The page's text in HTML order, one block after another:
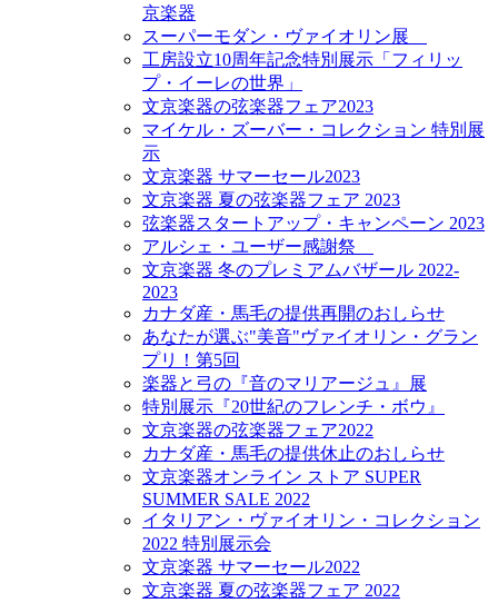
京楽器
スーパーモダン・ヴァイオリン展
工房設立10周年記念特別展示「フィリッ
プ・イーレの世界」
文京楽器の弦楽器フェア2023
マイケル・ズーバー・コレクション 特別展
示
文京楽器 サマーセール2023
文京楽器 夏の弦楽器フェア 2023
弦楽器スタートアップ・キャンペーン 2023
アルシェ・ユーザー感謝祭
文京楽器 冬のプレミアムバザール 2022-
2023
カナダ産・馬毛の提供再開のおしらせ
あなたが選ぶ"美音"ヴァイオリン・グラン
プリ！第5回
楽器と弓の『音のマリアージュ』展
特別展示『20世紀のフレンチ・ボウ』
文京楽器の弦楽器フェア2022
カナダ産・馬毛の提供休止のおしらせ
文京楽器オンライン ストア SUPER
SUMMER SALE 2022
イタリアン・ヴァイオリン・コレクション
2022 特別展示会
文京楽器 サマーセール2022
文京楽器 夏の弦楽器フェア 2022